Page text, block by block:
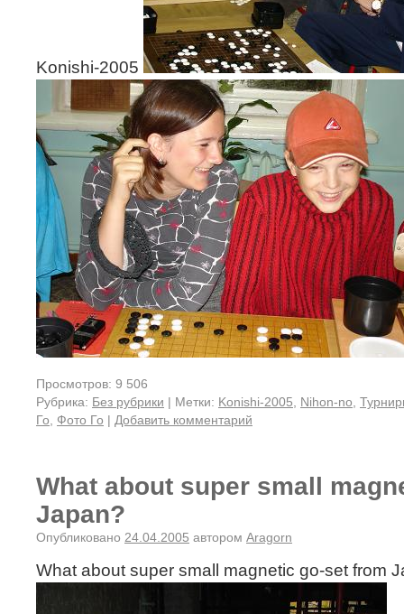
Konishi-2005
Просмотров: 9 506
Рубрика: Без рубрики | Метки: Konishi-2005 Nihon-no
Го
Фото Го | Добавить комментарий
What about super small
Japan?
Опубликовано 24.04.2005 автором Aragorn
What about super small magnetic go-set from